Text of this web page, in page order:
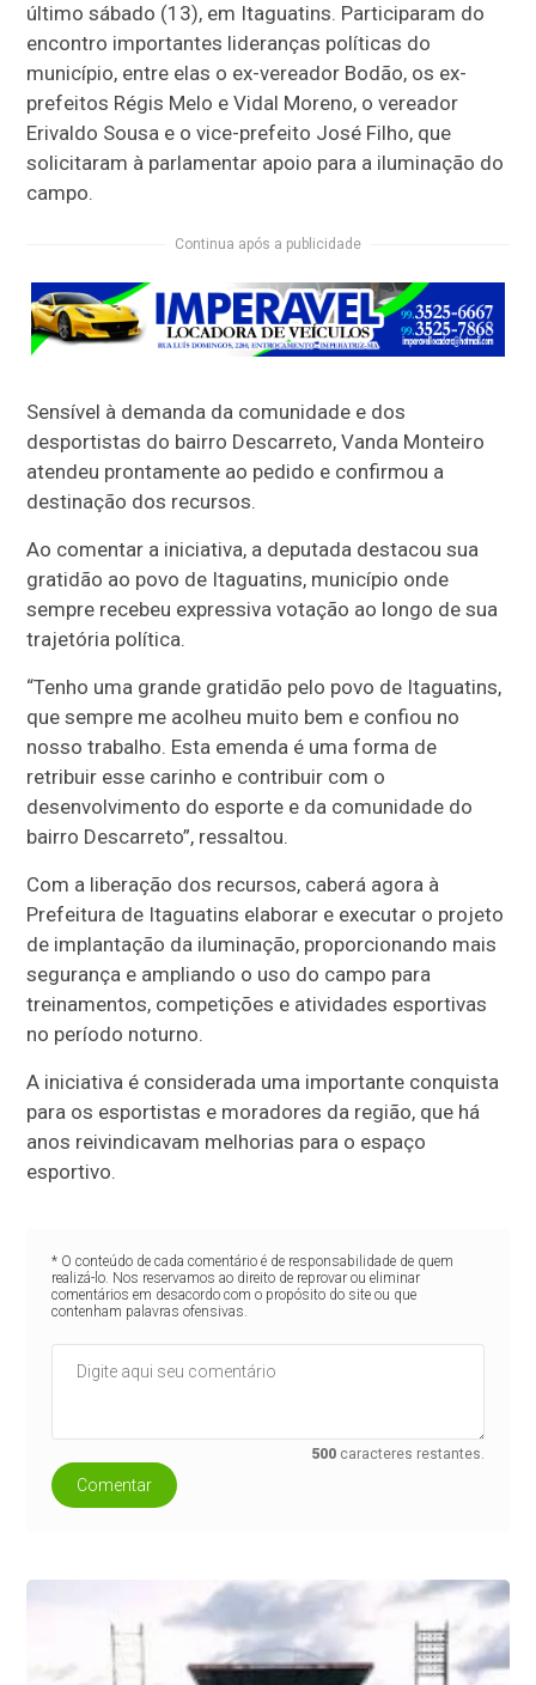
último sábado (13), em Itaguatins. Participaram do
encontro importantes lideranças políticas do
município, entre elas o ex-vereador Bodão, os ex-
prefeitos Régis Melo e Vidal Moreno, o vereador
Erivaldo Sousa e o vice-prefeito José Filho, que
solicitaram à parlamentar apoio para a iluminação do
campo.
Continua após a publicidade
Sensível à demanda da comunidade e dos
desportistas do bairro Descarreto, Vanda Monteiro
atendeu prontamente ao pedido e confirmou a
destinação dos recursos.
Ao comentar a iniciativa, a deputada destacou sua
gratidão ao povo de Itaguatins, município onde
sempre recebeu expressiva votação ao longo de sua
trajetória política.
“Tenho uma grande gratidão pelo povo de Itaguatins,
que sempre me acolheu muito bem e confiou no
nosso trabalho. Esta emenda é uma forma de
retribuir esse carinho e contribuir com o
desenvolvimento do esporte e da comunidade do
bairro Descarreto”, ressaltou.
Com a liberação dos recursos, caberá agora à
Prefeitura de Itaguatins elaborar e executar o projeto
de implantação da iluminação, proporcionando mais
segurança e ampliando o uso do campo para
treinamentos, competições e atividades esportivas
no período noturno.
A iniciativa é considerada uma importante conquista
para os esportistas e moradores da região, que há
anos reivindicavam melhorias para o espaço
esportivo.
* O conteúdo de cada comentário é de responsabilidade de quem
realizá-lo. Nos reservamos ao direito de reprovar ou eliminar
comentários em desacordo com o propósito do site ou que
contenham palavras ofensivas.
500 caracteres restantes.
Comentar